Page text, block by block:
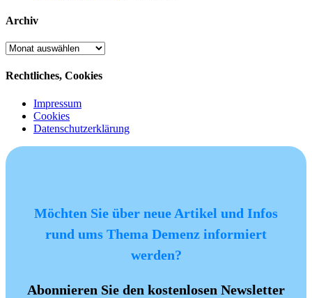
Archiv
Archiv
Rechtliches, Cookies
Impressum
Cookies
Datenschutzerklärung
Möchten Sie über neue Artikel und Infos
rund ums Thema Demenz informiert
werden?
Abonnieren Sie den kostenlosen Newsletter